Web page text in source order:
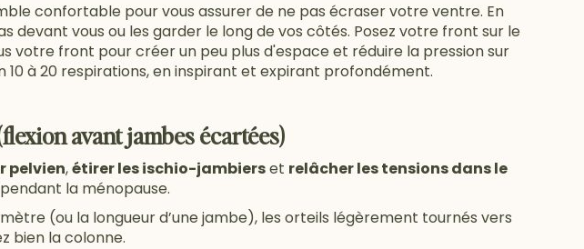
confortable pour vous assurer de ne pas écraser votre ventre. En
devant vous ou les garder le long de vos côtés. Posez votre front sur le
votre front pour créer un peu plus d'espace et réduire la pression sur
à 20 respirations, en inspirant et expirant profondément.
avant jambes écartées)
pelvien,étirer les ischio-jambierset relâcher les tensions dans le
la ménopause.
(ou la longueur d’une jambe), les orteils légèrement tournés vers
bien la colonne.